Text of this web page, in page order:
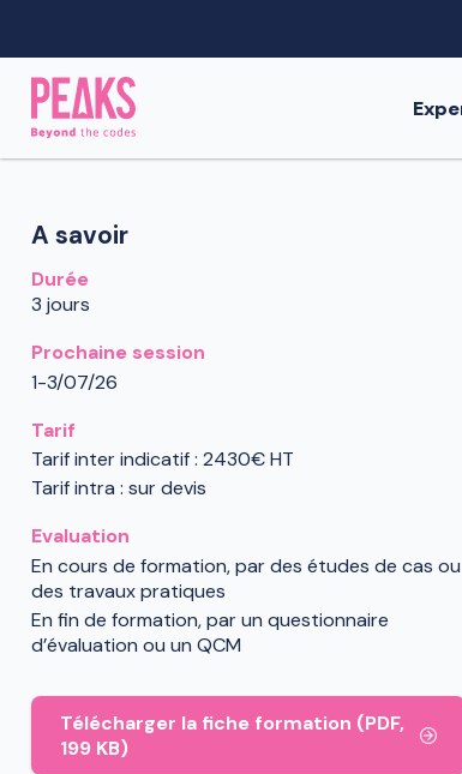
A savoir
Durée
3 jours
Prochaine session
1-3/07/26
Tarif
Tarif inter indicatif : 2430€ HT
Tarif intra : sur devis
Evaluation
En cours de formation, par des études de cas ou
des travaux pratiques
En fin de formation, par un questionnaire
d’évaluation ou un QCM
Télécharger la fiche formation (PDF,
199 KB)